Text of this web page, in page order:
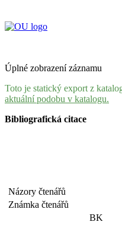
Úplné zobrazení záznamu
Toto je statický export z
aktuální podobu v katalogu.
Bibliografická citace
Názory čtenářů
Známka čtenářů
BK